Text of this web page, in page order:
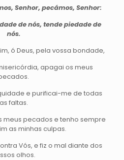
Senhor, pecámos, Senhor:
nós, tende piedade de
nós.
ó Deus, pela vossa bondade,
apagai os meus
e purificai-me de todas
as faltas.
meus pecados e tenho sempre
as minhas culpas.
Vós, e fiz o mal diante dos
olhos.